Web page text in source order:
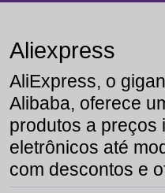
Aliexpress
AliExpress, o
Alibaba, oferece
produtos a preços
eletrônicos até
com descontos e